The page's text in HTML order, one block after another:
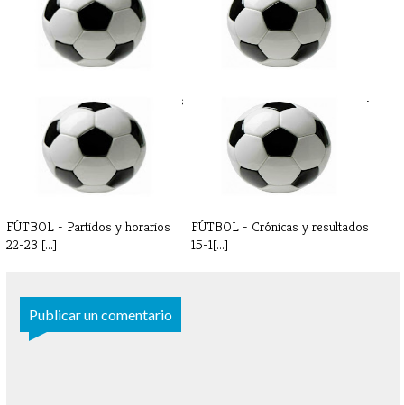
FÚTBOL - Crónicas y resultados
FÚTBOL - Partidos y horarios 7-
FÚTBOL - Partidos y horarios
22-23 [...]
FÚTBOL - Crónicas y resultados
15-1[...]
Publicar un comentario